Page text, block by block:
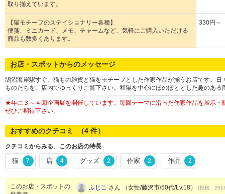
取り揃えています。
【猫モチーフのステイショナリー各種】
便箋、ミニカード、メモ、チャームなど、気軽にご購入いただける
商品も数多くあります。
330円～
お店・スポットからのメッセージ
鵠沼海岸駅すぐ、猫もの雑貨と猫をモチーフとした作家作品が揃うお店です。
ものたちを、店内でゆっくりご覧下さい。和猫を中心にほのぼととした趣のあ
★年に３～４回企画展を開催しています。毎回テーマに沿った作家作品を展示・
ぜひご期待下さい。
おすすめのクチコミ （4 件）
クチコミからみる、このお店の特長
猫 7 店 4 グッズ 2 作家 2 作品 2
このお店・スポットの
ふじこ さん （女性/藤沢市/50代/Lv.18） (投稿：